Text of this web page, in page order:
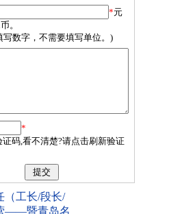
*元
。
写数字，不需要填写单位。)
*
（工长/段长/
——暨青岛名